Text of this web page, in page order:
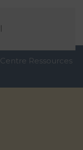
Centre Ressources